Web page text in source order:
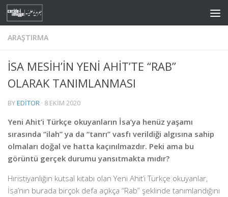
Skip to content
ARAŞTIRMA
İSA MESİH’İN YENİ AHİT’TE “RAB”
OLARAK TANIMLANMASI
BYEDITOR · 8 EKIM 2020
Yeni Ahit’i Türkçe okuyanların İsa’ya henüz yaşamı
sırasında “ilah” ya da “tanrı” vasfı verildiği algısına sahip
olmaları doğal ve hatta kaçınılmazdır. Peki ama bu
görüntü gerçek durumu yansıtmakta mıdır?
Hıristiyanlığın kutsal kitabı olan Yeni Ahit’i Türkçe okuyanlar,
İsa’nın burada birçok defa açıkça “Rab” şeklinde tanımlandığını